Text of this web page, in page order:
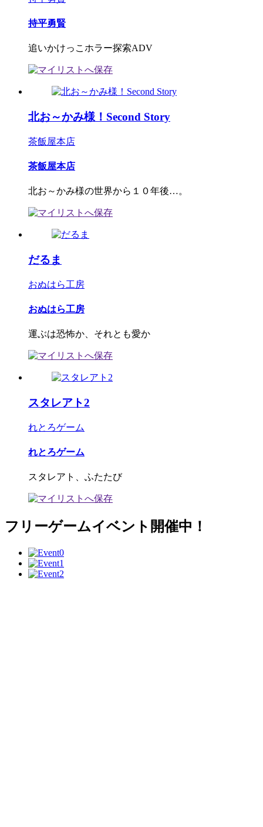
持平勇賢
追いかけっこホラー探索ADV
北お～かみ様！Second Story
茶飯屋本店
茶飯屋本店
北お～かみ様の世界から１０年後…。
だるま
おぬはら工房
おぬはら工房
運ぶは恐怖か、それとも愛か
スタレアト2
れとろゲーム
れとろゲーム
スタレアト、ふたたび
フリーゲームイベント開催中！